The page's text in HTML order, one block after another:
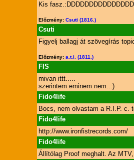
Kis
Előzmény: Csuti (1816.)
Csuti
Figyelj ballagj át szövegírás
Előzmény: a.t.i. (1811.)
FIS
mivan ittt.....
szerintem eminem nem..:)
Fido4life
Bocs, nem olvastam a R.I.P. c.
Fido4life
http://www.ironfistrecords.com/
Fido4life
Állítólag Proof meghalt. Az